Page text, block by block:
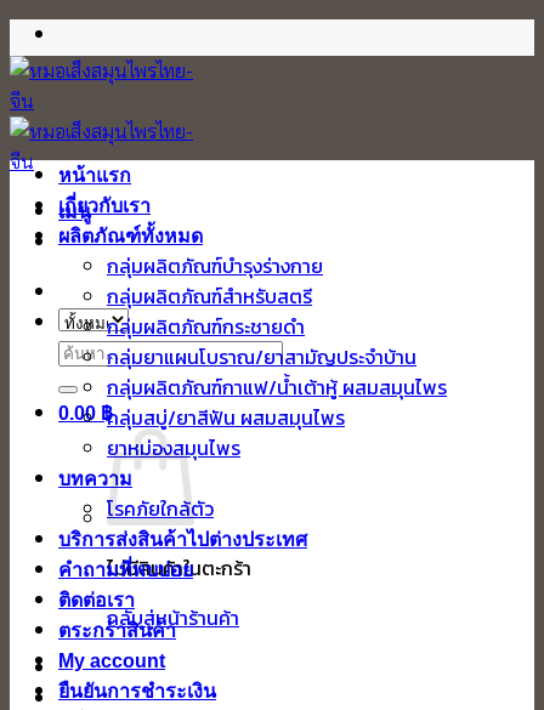
ข้าม
ไป
ยัง
เนื้อหา
เมนู
ค้นหา:
0.00 ฿
ไม่มีสินค้าในตะกร้า
กลับสู่หน้าร้านค้า
หน้าแรก
เกี่ยวกับเรา
ผลิตภัณฑ์ทั้งหมด
กลุ่มผลิตภัณฑ์บำรุงร่างกาย
กลุ่มผลิตภัณฑ์สำหรับสตรี
กลุ่มผลิตภัณฑ์กระชายดำ
กลุ่มยาแผนโบราณ/ยาสามัญประจำบ้าน
กลุ่มผลิตภัณฑ์กาแฟ/น้ำเต้าหู้ ผสมสมุนไพร
กลุ่มสบู่/ยาสีฟัน ผสมสมุนไพร
ยาหม่องสมุนไพร
บทความ
โรคภัยใกล้ตัว
บริการส่งสินค้าไปต่างประเทศ
คำถามที่พบบ่อย
ติดต่อเรา
ตระกร้าสินค้า
My account
ยืนยันการชำระเงิน